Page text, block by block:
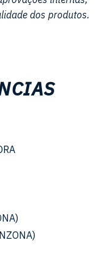
dos produtos.